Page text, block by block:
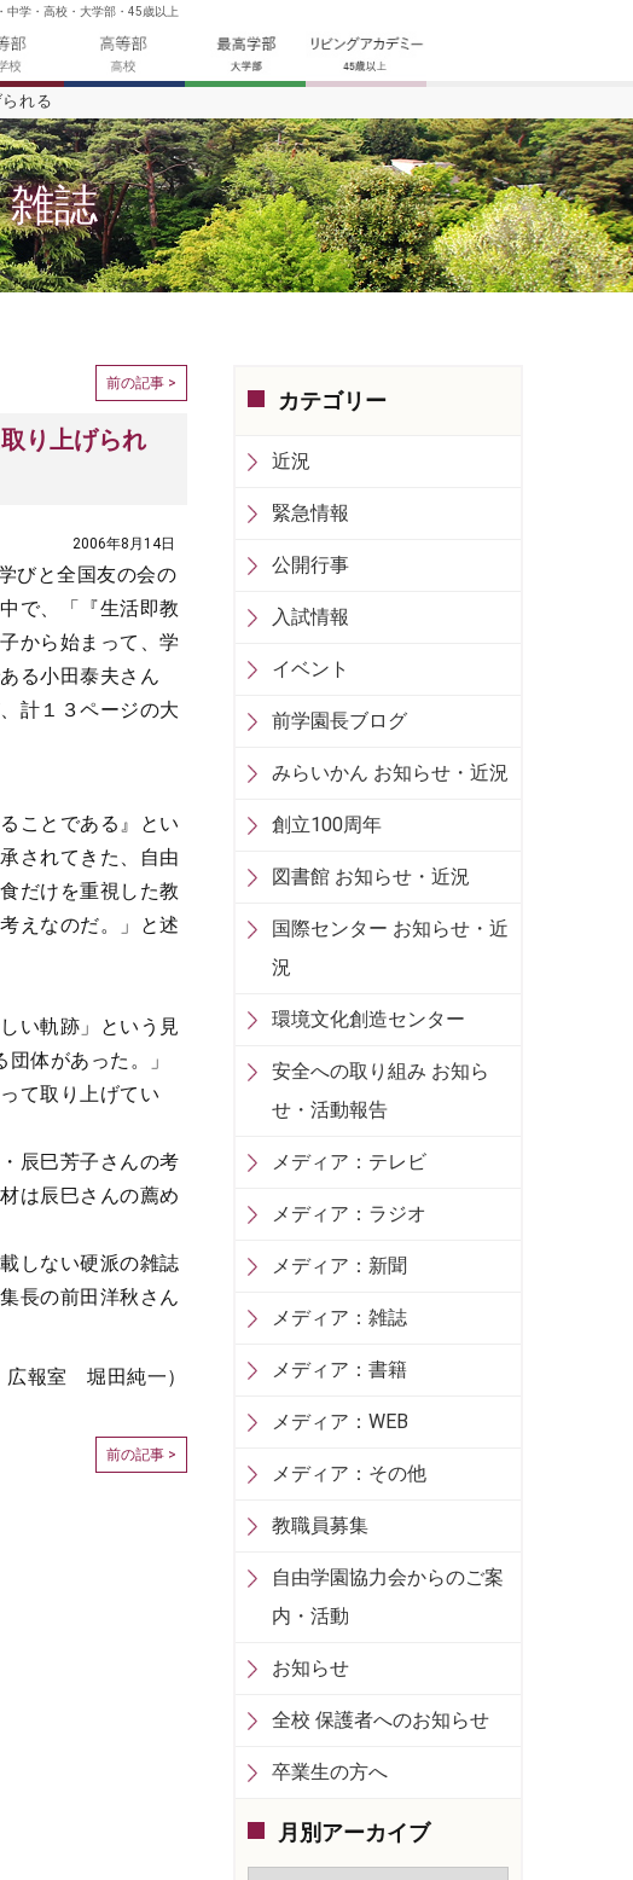
中学・高校・大学部・45歳以上
れる
誌
前の記事 >
り上げられ
2006年8月14日
びと全国友の会の
で、「『生活即教
から始まって、学
る小田泰夫さん
計１３ページの大
ことである』とい
されてきた、自由
だけを重視した教
えなのだ。」と述
い軌跡」という見
体があった。」
て取り上げてい
辰巳芳子さんの考
は辰巳さんの薦め
しない硬派の雑誌
長の前田洋秋さん
広報室 堀田純一）
前の記事 >
カテゴリー
近況
緊急情報
公開行事
入試情報
イベント
前学園長ブログ
みらいかん お知らせ・近況
創立100周年
図書館 お知らせ・近況
国際センター お知らせ・近
況
環境文化創造センター
安全への取り組み お知ら
せ・活動報告
メディア：テレビ
メディア：ラジオ
メディア：新聞
メディア：雑誌
メディア：書籍
メディア：WEB
メディア：その他
教職員募集
自由学園協力会からのご案
内・活動
お知らせ
全校 保護者へのお知らせ
卒業生の方へ
月別アーカイブ